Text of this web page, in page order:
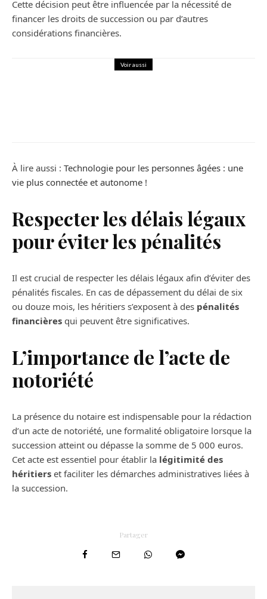
Cette décision peut être influencée par la nécessité de
financer les droits de succession ou par d’autres
considérations financières.
Voir aussi
À lire aussi : Technologie pour les personnes âgées : une
vie plus connectée et autonome !
Respecter les délais légaux
pour éviter les pénalités
Il est crucial de respecter les délais légaux afin d’éviter des
pénalités fiscales. En cas de dépassement du délai de six
ou douze mois, les héritiers s’exposent à des pénalités
financières qui peuvent être significatives.
L’importance de l’acte de
notoriété
La présence du notaire est indispensable pour la rédaction
d’un acte de notoriété, une formalité obligatoire lorsque la
succession atteint ou dépasse la somme de 5 000 euros.
Cet acte est essentiel pour établir la légitimité des
héritiers et faciliter les démarches administratives liées à
la succession.
Partager